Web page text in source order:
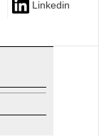
Linkedin